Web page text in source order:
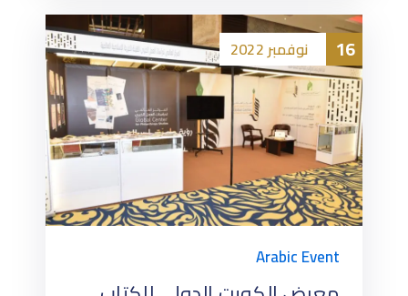
16 نوفمبر2022
Arabic Event